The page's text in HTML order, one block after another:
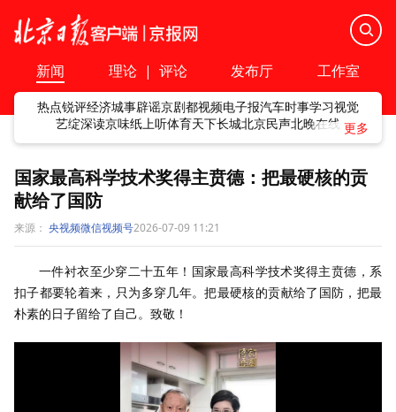
新闻 理论 | 评论 发布厅 工作室
热点锐评经济城事辟谣京剧都视频电子报汽车时事学习视觉
艺绽深读京味纸上听体育天下长城北京民声北晚在线
国家最高科学技术奖得主贲德：把最硬核的贡
献给了国防
来源： 央视频微信视频号2026-07-09 11:21
一件衬衣至少穿二十五年！国家最高科学技术奖得主贲德，系
扣子都要轮着来，只为多穿几年。把最硬核的贡献给了国防，把最
朴素的日子留给了自己。致敬！